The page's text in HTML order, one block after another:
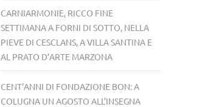
CARNIARMONIE, RICCO FINE
SETTIMANA A FORNI DI SOTTO, NELLA
PIEVE DI CESCLANS, A VILLA SANTINA E
AL PRATO D’ARTE MARZONA
CENT’ANNI DI FONDAZIONE BON: A
COLUGNA UN AGOSTO ALL’INSEGNA